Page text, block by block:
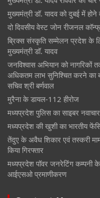
मुख्यमंत्री डॉ. यादव को दुबई में
दो दिवसीय वेस्ट जोन रीजनल
ब्रिक्स संस्कृति सम्मेलन प्रदेश के
मुख्यमंत्री डॉ. यादव
जनविश्वास अभियान को
अधिकतम लाभ सुनिश्चित करने का
सचिव श्री बर्णवाल
मुरैना के डायल-112 हीरोज
मध्यप्रदेश पुलिस का साइबर
मध्यप्रदेश की खुशी का भारतीय
तेंदुए के अवैध शिकार एवं तस्करी
किया गिरफ्तार
मध्यप्रदेश पॉवर जनरेटिंग कम्पनी के
आईएसओ प्रमाणीकरण